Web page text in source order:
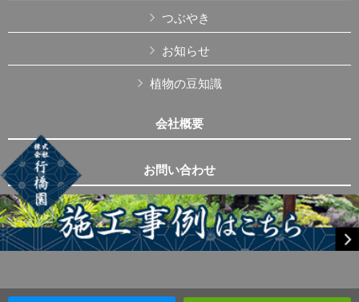
つぶやき
お知らせ
植物の豆知識
会社概要
お問い合わせ
Copyright © 株式会社行橋園 All Rights Reserved.